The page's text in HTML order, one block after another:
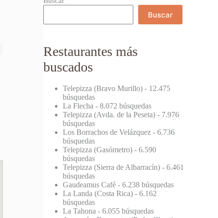
Buscar
Restaurantes más
buscados
Telepizza (Bravo Murillo) - 12.475
búsquedas
La Flecha - 8.072 búsquedas
Telepizza (Avda. de la Peseta) - 7.976
búsquedas
Los Borrachos de Velázquez - 6.736
búsquedas
Telepizza (Gasómetro) - 6.590
búsquedas
Telepizza (Sierra de Albarracín) - 6.461
búsquedas
Gaudeamus Café - 6.238 búsquedas
La Landa (Costa Rica) - 6.162
búsquedas
La Tahona - 6.055 búsquedas